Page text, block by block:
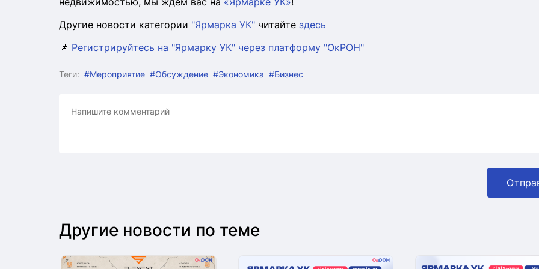
Другие новости категории "Ярмарка УК" читайте здесь
📌 Регистрируйтесь на "Ярмарку УК" через платформу "ОкРОН"
Теги: #Мероприятие #Обсуждение #Экономика #Бизнес
Другие новости по теме